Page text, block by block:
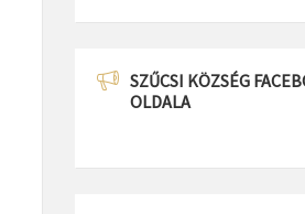
SZŰCSI KÖZSÉG
OLDALA